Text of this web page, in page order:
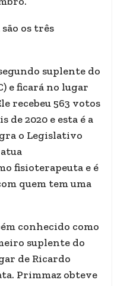
os três
suplente do
e ficará no lugar
recebeu 563 votos
de 2020 e esta é a
o Legislativo
fisioterapeuta e é
quem tem uma
conhecido como
suplente do
de Ricardo
Primmaz obteve